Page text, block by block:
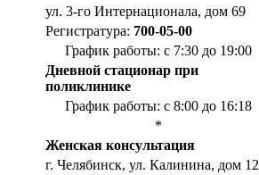
ул. 3-го Интернационала, дом 69
Регистратура: 700-05-00
График работы: с 7:30 до 19:00
Дневной стационар при
поликлинике
График работы: с 8:00 до 16:18
*
Женская консультация
г. Челябинск, ул. Калинина, дом 12